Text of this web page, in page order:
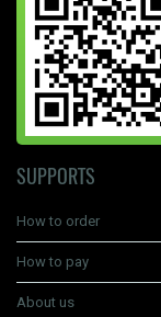
SUPPORTS
How to order
How to pay
About us